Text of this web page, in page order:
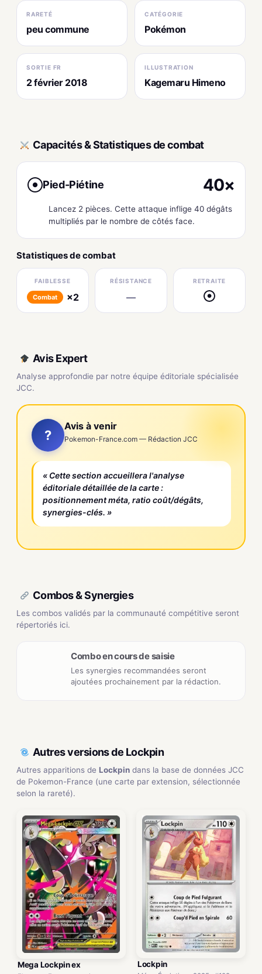
RARETÉ
peu commune
CATÉGORIE
Pokémon
SORTIE FR
2 février 2018
ILLUSTRATION
Kagemaru Himeno
Capacités & Statistiques de combat
● Pied-Piétine 40×
Lancez 2 pièces. Cette attaque inflige 40 dégâts
multipliés par le nombre de côtés face.
Statistiques de combat
FAIBLESSE
Combat ×2
RÉSISTANCE
—
RETRAITE
●
Avis Expert
Analyse approfondie par notre équipe éditoriale spécialisée
JCC.
?
Avis à venir
Pokemon-France.com — Rédaction JCC
« Cette section accueillera l'analyse
éditoriale détaillée de la carte :
positionnement méta, ratio coût/dégâts,
synergies-clés. »
Combos & Synergies
Les combos validés par la communauté compétitive seront
répertoriés ici.
Combo en cours de saisie
Les synergies recommandées seront
ajoutées prochainement par la rédaction.
Autres versions de Lockpin
Autres apparitions de Lockpin dans la base de données JCC
de Pokemon-France (une carte par extension, sélectionnée
selon la rareté).
Mega Lockpin ex Lockpin